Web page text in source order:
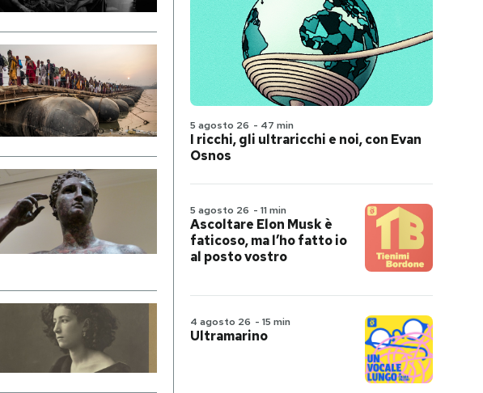
5 agosto 26 - 47 min
I ricchi, gli ultraricchi e noi, con Evan
Osnos
5 agosto 26 - 11 min
Ascoltare Elon Musk è
faticoso, ma l’ho fatto io
al posto vostro
4 agosto 26 - 15 min
Ultramarino